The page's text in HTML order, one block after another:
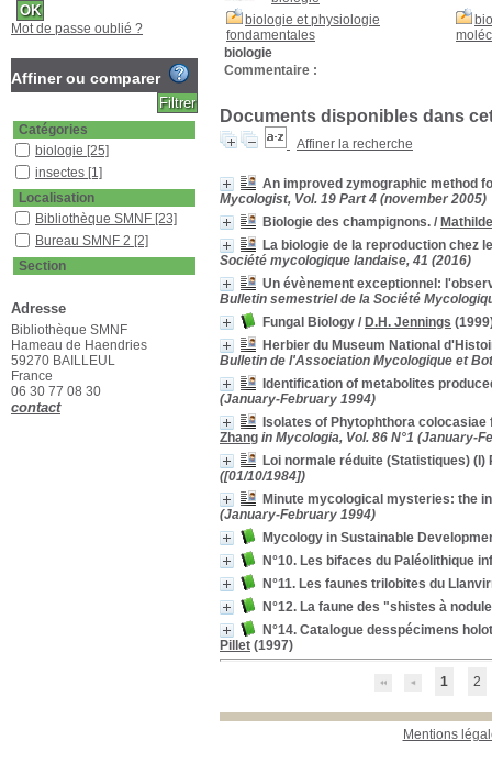
biologie et physiologie
fondamentales
biologie
Commentaire :
Documents disponibles dans
Affiner la recherche
An improved zymographic method
Mycologist, Vol. 19 Part 4 (november 2005)
Biologie des champignons. /
La biologie de la reproduction chez
Société mycologique landaise, 41 (2016)
Un évènement exceptionnel:
Bulletin semestriel de la Société
Fungal Biology / D.H. Jennings
Herbier du Museum National
Bulletin de l'Association Mycologique et
Identification of metabolites
(January-February 1994)
Isolates of Phytophthora
Zhang in Mycologia, Vol. 86 N°1 (January-
Loi normale réduite (Statistiques) (I)
([01/10/1984])
Minute mycological mysteries: the
(January-February 1994)
Mycology in Sustainable
N°10. Les bifaces du Paléolithique
N°11. Les faunes trilobites du
N°12. La faune des "shistes à
N°14. Catalogue desspécimens
Pillet (1997)
1 2
Mentions
Mot de passe oublié ?
Affiner ou comparer
Catégories
biologie [25]
insectes [1]
Localisation
Bibliothèque SMNF [23]
Bureau SMNF 2 [2]
Section
Livres
Revues étrangères
(étagère A)[8]
Revues étrangères
(étagère B)
Revues françaises
(étagère D)
Adresse
Bibliothèque SMNF
Hameau de Haendries
59270 BAILLEUL
France
06 30 77 08 30
contact